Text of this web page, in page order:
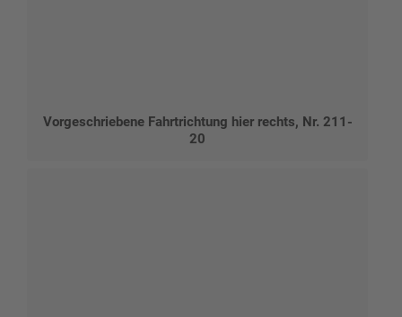
Vorgeschriebene Fahrtrichtung hier rechts, Nr. 211-
20